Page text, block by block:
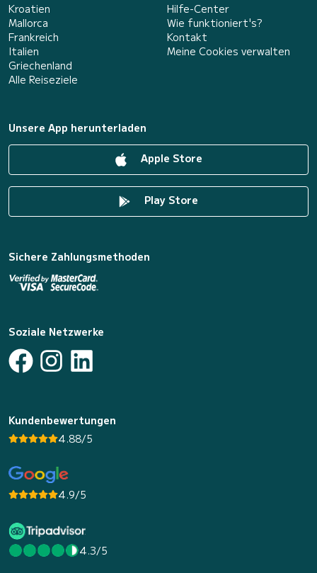
Kroatien
Mallorca
Frankreich
Italien
Griechenland
Alle Reiseziele
Hilfe-Center
Wie funktioniert's?
Kontakt
Meine Cookies verwalten
Unsere App herunterladen
Apple Store
Play Store
Sichere Zahlungsmethoden
Soziale Netzwerke
Kundenbewertungen
4.88/5
4.9/5
4.3/5